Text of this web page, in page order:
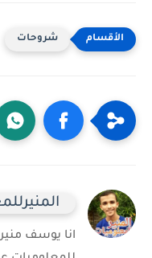
شروحات
انا يوسف